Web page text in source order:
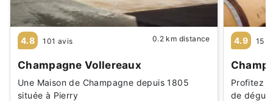
4.8 101 avis 0.2 km distance
Champagne Vollereaux
Une Maison de Champagne depuis 1805
située à Pierry
4.9 15
Profitez
de